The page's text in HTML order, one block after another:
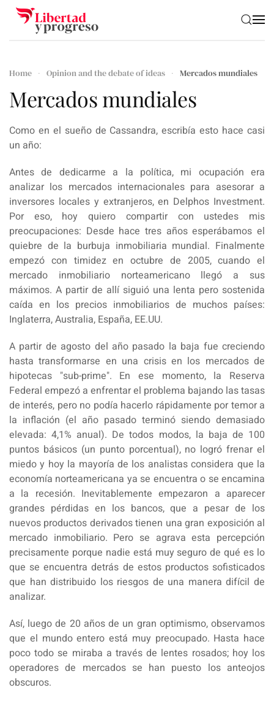
Skip to main content
Home Opinion and the debate of ideas Mercados mundiales
Mercados mundiales
Como en el sueño de Cassandra, escribía esto hace casi
un año:
Antes de dedicarme a la política, mi ocupación era
analizar los mercados internacionales para asesorar a
inversores locales y extranjeros, en Delphos Investment.
Por eso, hoy quiero compartir con ustedes mis
preocupaciones: Desde hace tres años esperábamos el
quiebre de la burbuja inmobiliaria mundial. Finalmente
empezó con timidez en octubre de 2005, cuando el
mercado inmobiliario norteamericano llegó a sus
máximos. A partir de allí siguió una lenta pero sostenida
caída en los precios inmobiliarios de muchos países:
Inglaterra, Australia, España, EE.UU.
A partir de agosto del año pasado la baja fue creciendo
hasta transformarse en una crisis en los mercados de
hipotecas "sub-prime". En ese momento, la Reserva
Federal empezó a enfrentar el problema bajando las tasas
de interés, pero no podía hacerlo rápidamente por temor a
la inflación (el año pasado terminó siendo demasiado
elevada: 4,1% anual). De todos modos, la baja de 100
puntos básicos (un punto porcentual), no logró frenar el
miedo y hoy la mayoría de los analistas considera que la
economía norteamericana ya se encuentra o se encamina
a la recesión. Inevitablemente empezaron a aparecer
grandes pérdidas en los bancos, que a pesar de los
nuevos productos derivados tienen una gran exposición al
mercado inmobiliario. Pero se agrava esta percepción
precisamente porque nadie está muy seguro de qué es lo
que se encuentra detrás de estos productos sofisticados
que han distribuido los riesgos de una manera difícil de
analizar.
Así, luego de 20 años de un gran optimismo, observamos
que el mundo entero está muy preocupado. Hasta hace
poco todo se miraba a través de lentes rosados; hoy los
operadores de mercados se han puesto los anteojos
obscuros.